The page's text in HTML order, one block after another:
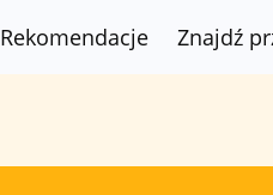
Rekomendacje Znajdź